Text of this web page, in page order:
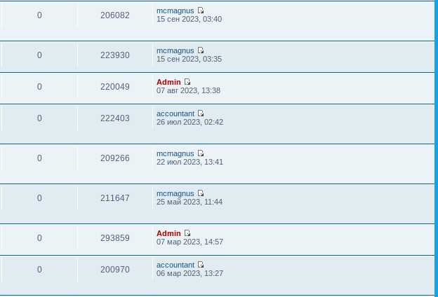
0 206082
mcmagnus
15 сен 2023, 03:40
0 223930
mcmagnus
15 сен 2023, 03:35
0 220049
Admin
07 авг 2023, 13:38
0 222403
accountant
26 июл 2023, 02:42
0 209266
mcmagnus
22 июл 2023, 13:41
0 211647
mcmagnus
25 май 2023, 11:44
0 293859
Admin
07 мар 2023, 14:57
0 200970
accountant
06 мар 2023, 13:27